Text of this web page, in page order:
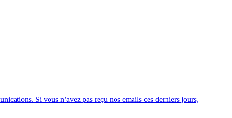
Si vous n’avez pas reçu nos emails ces derniers jours,